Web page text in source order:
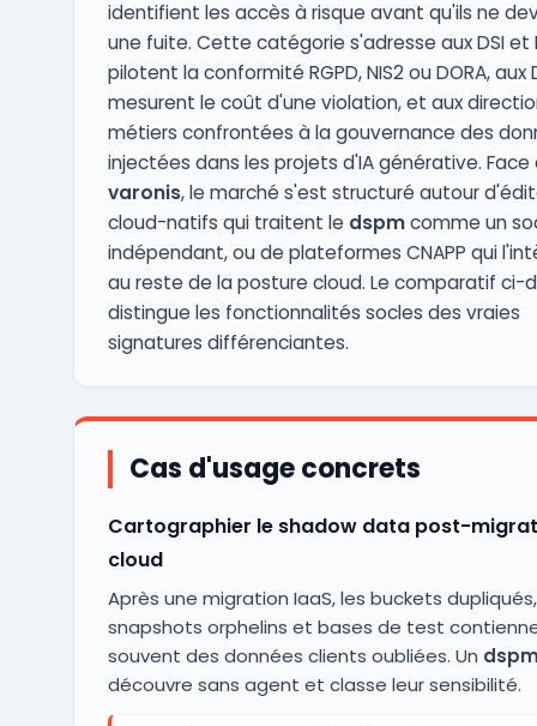
identifient les accès à risque avant qu'ils ne
une fuite. Cette catégorie s'adresse aux DSI et
pilotent la conformité RGPD, NIS2 ou DORA, aux
mesurent le coût d'une violation, et aux
métiers confrontées à la gouvernance des
injectées dans les projets d'IA générative. Face
varonis, le marché s'est structuré autour
cloud-natifs qui traitent le dspmcomme un
indépendant, ou de plateformes CNAPP qui
au reste de la posture cloud. Le comparatif ci-
distingue les fonctionnalités socles des vraies
signatures différenciantes.
Cas d'usage concrets
Cartographier le shadow data post-
cloud
Après une migration IaaS, les buckets dupliqués,
snapshots orphelins et bases de test
souvent des données clients oubliées. Un
découvre sans agent et classe leur sensibilité.